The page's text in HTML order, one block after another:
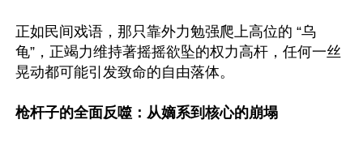
正如民间戏语，那只靠外力勉强爬上高位的 “乌
龟”，正竭力维持著摇摇欲坠的权力高杆，任何一丝
晃动都可能引发致命的自由落体。
枪杆子的全面反噬：从嫡系到核心的崩塌